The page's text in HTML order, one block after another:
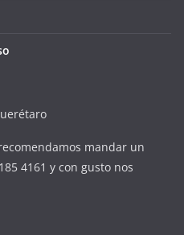
mandar un
4161 y con gusto nos